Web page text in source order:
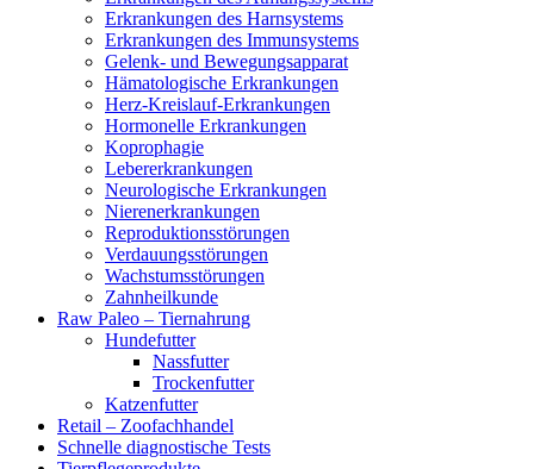
Erkrankungen des Harnsystems
Erkrankungen des Immunsystems
Gelenk- und Bewegungsapparat
Hämatologische Erkrankungen
Herz-Kreislauf-Erkrankungen
Hormonelle Erkrankungen
Koprophagie
Lebererkrankungen
Neurologische Erkrankungen
Nierenerkrankungen
Reproduktionsstörungen
Verdauungsstörungen
Wachstumsstörungen
Zahnheilkunde
Raw Paleo – Tiernahrung
Hundefutter
Nassfutter
Trockenfutter
Katzenfutter
Retail – Zoofachhandel
Schnelle diagnostische Tests